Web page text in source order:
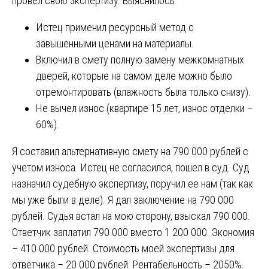
Истец применил ресурсный метод с
завышенными ценами на материалы.
Включил в смету полную замену межкомнатных
дверей, которые на самом деле можно было
отремонтировать (влажность была только снизу).
Не вычел износ (квартире 15 лет, износ отделки –
60%).
Я составил альтернативную смету на 790 000 рублей с
учетом износа. Истец не согласился, пошел в суд. Суд
назначил судебную экспертизу, поручил ее нам (так как
мы уже были в деле). Я дал заключение на 790 000
рублей. Судья встал на мою сторону, взыскал 790 000.
Ответчик заплатил 790 000 вместо 1 200 000. Экономия
– 410 000 рублей. Стоимость моей экспертизы для
ответчика – 20 000 рублей. Рентабельность – 2050%.